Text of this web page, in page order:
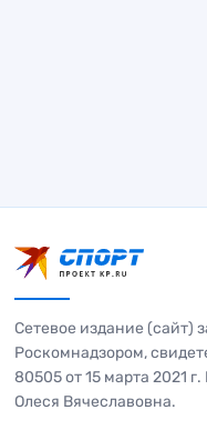
Сетевое издание (сайт)
Роскомнадзором,
80505 от 15 марта 2021
Олеся Вячеславовна.